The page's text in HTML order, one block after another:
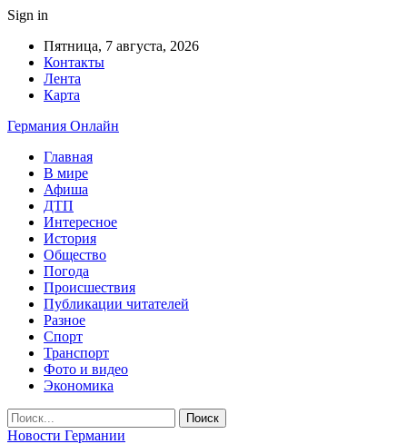
Sign in
Пятница, 7 августа, 2026
Контакты
Лента
Карта
Германия Онлайн
Главная
В мире
Афиша
ДТП
Интересное
История
Общество
Погода
Происшествия
Публикации читателей
Разное
Спорт
Транспорт
Фото и видео
Экономика
Новости Германии